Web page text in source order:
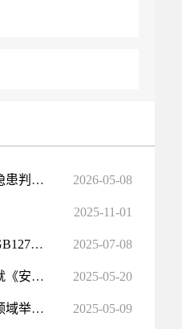
《石油天然气开采重大事故隐患判定准则》解读 2026-05-08
2025-11-01
一图读懂《焦化安全规范》GB12710-2024 2025-07-08
应急管理部有关司局负责人就《安全生产考试机构和考试点管理规定》答记者问 2025-05-20
【视频】《昌吉州安全生产领域举报奖励办法（修订稿）》的政策解读 2025-05-09